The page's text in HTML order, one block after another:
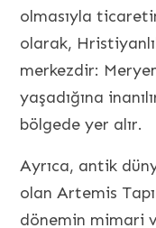
olmasıyla
olarak,
merkezdir:
yaşadığına
bölgede yer alır.
Ayrıca, antik
olan Artemis
dönemin mimari